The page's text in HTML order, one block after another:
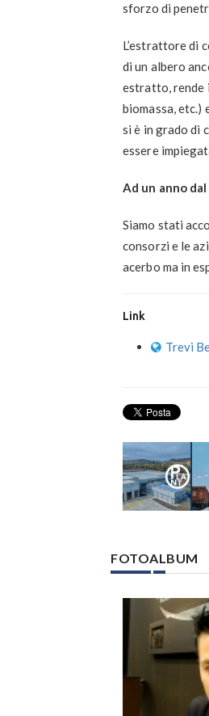
sforzo di
L’estrattore di
di un albero
estratto, rende
biomassa,
si è in grado di
essere
Ad un anno
Siamo stati
consorzi e le
acerbo ma in
Link
Trevi
FOTOALBUM